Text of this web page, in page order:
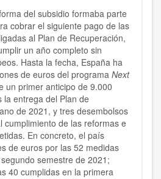
del subsidio formaba parte
cobrar el siguiente pago de las
al Plan de Recuperación,
un año completo sin
Hasta la fecha, España ha
de euros del programa Next
un primer anticipo de 9.000
la entrega del Plan de
de 2021, y tres desembolsos
cumplimiento de las reformas e
En concreto, el país
de euros por las 52 medidas
semestre de 2021;
40 cumplidas en la primera